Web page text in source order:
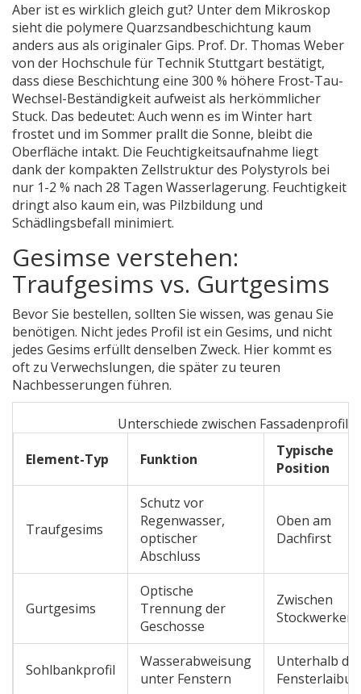
Aber ist es wirklich gleich gut? Unter dem Mikroskop
sieht die polymere Quarzsandbeschichtung kaum
anders aus als originaler Gips. Prof. Dr. Thomas Weber
von der Hochschule für Technik Stuttgart bestätigt,
dass diese Beschichtung eine 300 % höhere Frost-Tau-
Wechsel-Beständigkeit aufweist als herkömmlicher
Stuck. Das bedeutet: Auch wenn es im Winter hart
frostet und im Sommer prallt die Sonne, bleibt die
Oberfläche intakt. Die Feuchtigkeitsaufnahme liegt
dank der kompakten Zellstruktur des Polystyrols bei
nur 1-2 % nach 28 Tagen Wasserlagerung. Feuchtigkeit
dringt also kaum ein, was Pilzbildung und
Schädlingsbefall minimiert.
Gesimse verstehen:
Traufgesims vs. Gurtgesims
Bevor Sie bestellen, sollten Sie wissen, was genau Sie
benötigen. Nicht jedes Profil ist ein Gesims, und nicht
jedes Gesims erfüllt denselben Zweck. Hier kommt es
oft zu Verwechslungen, die später zu teuren
Nachbesserungen führen.
Unterschiede zwischen Fassadenprofil-
Element-Typ
Funktion
Typische
Position
Traufgesims
Schutz vor
Regenwasser,
optischer
Abschluss
Oben am
Dachfirst
Gurtgesims
Optische
Trennung der
Geschosse
Zwischen
Stockwerken
Sohlbankprofil
Wasserabweisung
unter Fenstern
Unterhalb der